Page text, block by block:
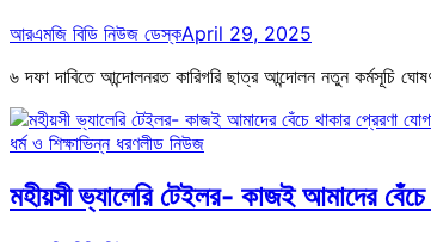
আরএমজি বিডি নিউজ ডেস্কApril 29, 2025
৬ দফা দাবিতে আন্দোলনরত কারিগরি ছাত্র আন্দোলন নতুন কর্মসূচি
ধর্ম ও শিক্ষাভিন্ন ধরণলীড নিউজ
মহীয়সী ভ্যালেরি টেইলর- কাজই আমাদের বেঁচে